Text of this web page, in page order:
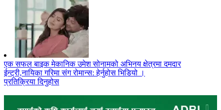
एक सफल बाइक मेकानिक उमेश सोनामको अभिनय क्षेत्रमा दमदार
ईन्ट्री,नायिका गरिमा संग रोमान्स: हेर्नुहोस भिडियो ।
प्रतिक्रिया दिनुहोस